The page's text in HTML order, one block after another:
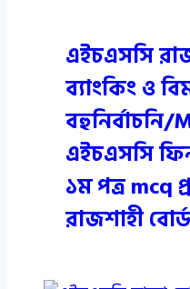
এইচএসসি
ব্যাংকিং ও
এইচএসসি
১ম পত্র mcq
রাজশাহী বোর্ড